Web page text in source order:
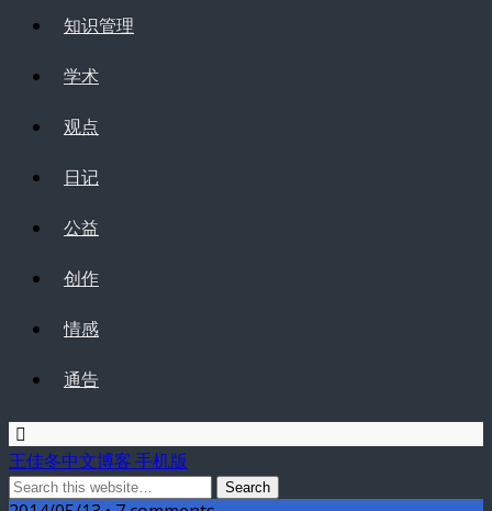
知识管理
学术
观点
日记
公益
创作
情感
通告
王佳冬中文博客 手机版